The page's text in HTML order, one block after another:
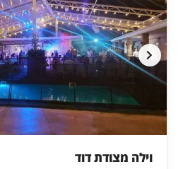
וילה מצודת דוד